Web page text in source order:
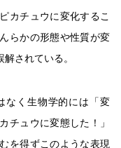
カチュウに変化するこ
らかの形態や性質が変
されている。
なく生物学的には「変
チュウに変態した！」
を得ずこのような表現